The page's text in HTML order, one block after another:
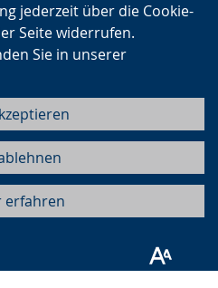
jederzeit über die Cookie-
Seite widerrufen.
Sie in unserer
erfahren